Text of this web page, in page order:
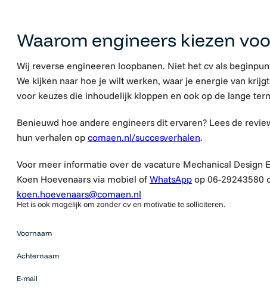
Waarom engineers kiezen
Wij reverse engineeren loopbanen. Niet het cv als
We kijken naar hoe je wilt werken, waar je energie van
voor keuzes die inhoudelijk kloppen en ook op de lange
Benieuwd hoe andere engineers dit ervaren? Lees de
hun verhalen op comaen.nl/succesverhalen.
Voor meer informatie over de vacature Mechanical Design
Koen Hoevenaars via mobiel of WhatsAppop 06-29243580
koen.hoevenaars@comaen.nl
Het is ook mogelijk om zonder cv en motivatie te solliciteren.
Voornaam
Achternaam
E-mail
die op zoek
werk
hier niets